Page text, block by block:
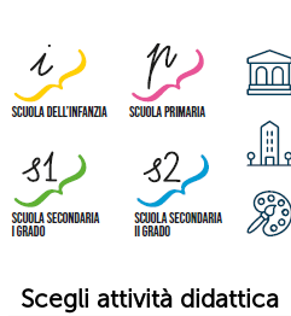
Scegli attività didattica